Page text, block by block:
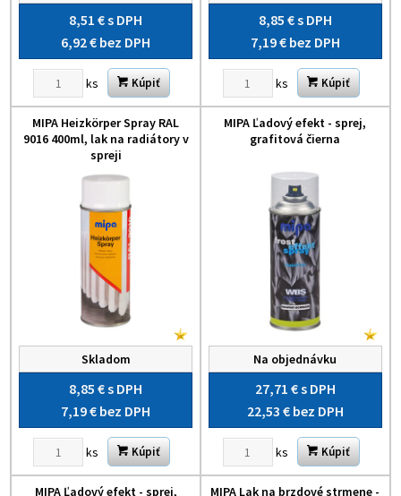
8,51 €s DPH
6,92 € bez DPH
ks Kúpiť
8,85 €s DPH
7,19 € bez DPH
ks Kúpiť
MIPA Heizkörper Spray RAL
9016 400ml, lak na radiátory v
spreji
Skladom
8,85 €s DPH
7,19 € bez DPH
ks Kúpiť
MIPA Ľadový efekt - sprej,
grafitová čierna
Na objednávku
27,71 €s DPH
22,53 € bez DPH
ks Kúpiť
MIPA Ľadový efekt - sprej, MIPA Lak na brzdové strmene -